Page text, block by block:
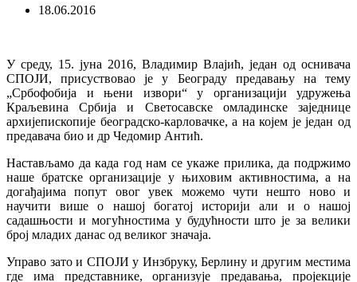
18.06.2016
У среду, 15. јуна 2016, Владимир Влајић, један од оснивача
СПОЈИ, присуствовао је у Београду предавању на тему
„Србофобија и њени извори“ у организацији удружења
Краљевина Србија и Светосавске омладинске заједнице
архијепископије београдско-карловачке, а на којем је један од
предавача био и др Чедомир Антић.
Настављамо да када год нам се укаже прилика, да подржимо
наше братске организације у њиховим активностима, а на
догађајима попут овог увек можемо чути нешто ново
и
научити више о нашој богатој историји али и о нашој
садашњости и могућностима у будућности што је за велики
број младих данас од великог значаја.
Управо зато и СПОЈИ у Инзбруку, Берлину и другим местима
где има представнике, организује предавања, пројекције